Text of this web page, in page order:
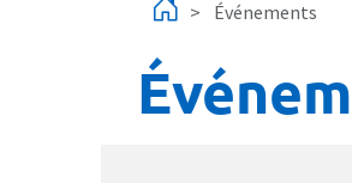
Événements